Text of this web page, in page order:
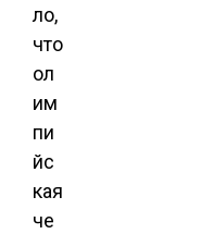
ло,
что
ол
им
пи
йс
кая
че